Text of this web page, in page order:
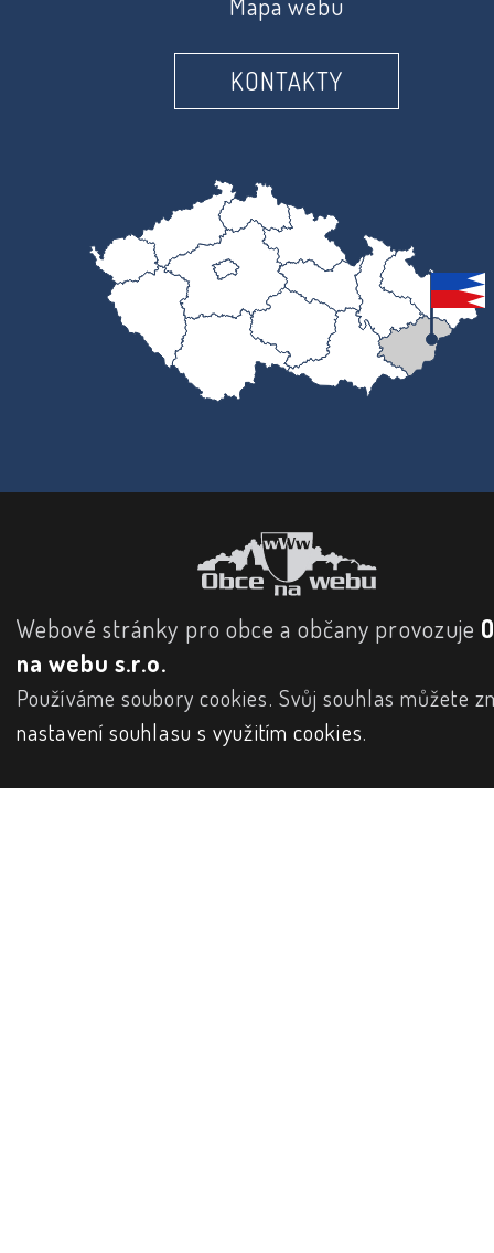
KONTAKTY
Webové stránky pro obce a občany provozuje
na webu s.r.o.
Používáme soubory cookies. Svůj souhlas můžete
nastavení souhlasu s využitím cookies.